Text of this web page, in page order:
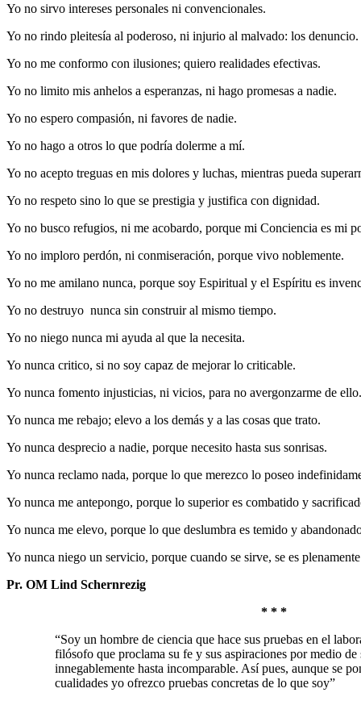
Yo no sirvo intereses personales ni convencionales.
Yo no rindo pleitesía al poderoso, ni injurio al malvado: los denuncio.
Yo no me conformo con ilusiones; quiero realidades efectivas.
Yo no limito mis anhelos a esperanzas, ni hago promesas a nadie.
Yo no espero compasión, ni favores de nadie.
Yo no hago a otros lo que podría dolerme a mí.
Yo no acepto treguas en mis dolores y luchas, mientras pueda
Yo no respeto sino lo que se prestigia y justifica con dignidad.
Yo no busco refugios, ni me acobardo, porque mi Conciencia es mi
Yo no imploro perdón, ni conmiseración, porque vivo noblemente.
Yo no me amilano nunca, porque soy Espiritual y el Espíritu es
Yo no destruyo nunca sin construir al mismo tiempo.
Yo no niego nunca mi ayuda al que la necesita.
Yo nunca critico, si no soy capaz de mejorar lo criticable.
Yo nunca fomento injusticias, ni vicios, para no avergonzarme de ello.
Yo nunca me rebajo; elevo a los demás y a las cosas que trato.
Yo nunca desprecio a nadie, porque necesito hasta sus sonrisas.
Yo nunca reclamo nada, porque lo que merezco lo poseo
Yo nunca me antepongo, porque lo superior es combatido y
Yo nunca me elevo, porque lo que deslumbra es temido y
Yo nunca niego un servicio, porque cuando se sirve, se es
Pr. OM Lind Schernrezig
* * *
“Soy un hombre de ciencia que hace sus pruebas en el
filósofo que proclama su fe y sus aspiraciones por medio
innegablemente hasta incomparable. Así pues, aunque se
cualidades yo ofrezco pruebas concretas de lo que soy”